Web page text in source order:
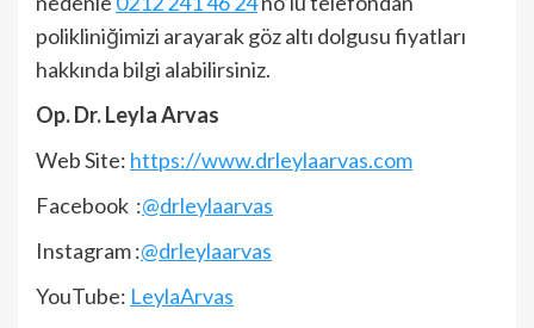
polikliniğimizi arayarak göz altı dolgusu fiyatları
hakkında bilgi alabilirsiniz.
Op. Dr. Leyla Arvas
Web Site: https://www.drleylaarvas.com
Facebook :@drleylaarvas
Instagram :@drleylaarvas
YouTube: LeylaArvas